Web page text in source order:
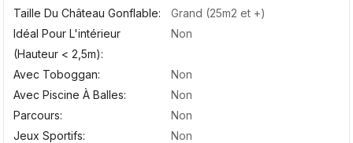
Taille Du Château Gonflable
Grand (25m2 et +)
Idéal Pour L'intérieur
(hauteur < 2,5m)
Non
Avec Toboggan
Non
Avec Piscine À Balles
Non
Parcours
Non
Jeux Sportifs
Non